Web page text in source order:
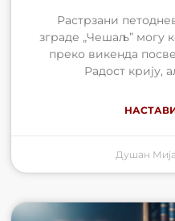
Растрзани
зграде „Чешаљ” могу
преко викенда
Радост крију,
Душан